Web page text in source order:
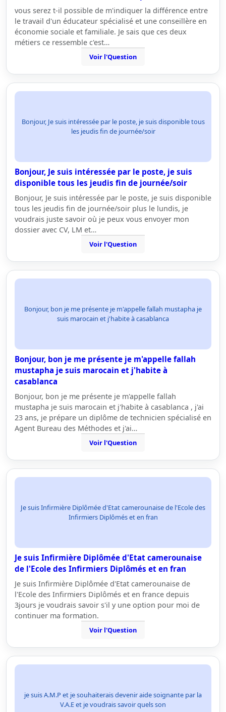
vous serez t-il possible de m'indiquer la différence entre
le travail d'un éducateur spécialisé et une conseillère en
économie sociale et familiale. Je sais que ces deux
métiers ce ressemble c'est…
Voir l'Question
Bonjour, Je suis intéressée par le poste, je suis disponible tous
les jeudis fin de journée/soir
Bonjour, Je suis intéressée par le poste, je suis
disponible tous les jeudis fin de journée/soir
Bonjour, Je suis intéressée par le poste, je suis disponible
tous les jeudis fin de journée/soir plus le lundis, je
voudrais juste savoir où je peux vous envoyer mon
dossier avec CV, LM et…
Voir l'Question
Bonjour, bon je me présente je m'appelle fallah mustapha je
suis marocain et j'habite à casablanca
Bonjour, bon je me présente je m'appelle fallah
mustapha je suis marocain et j'habite à
casablanca
Bonjour, bon je me présente je m'appelle fallah
mustapha je suis marocain et j'habite à casablanca , j'ai
23 ans, je prépare un diplôme de technicien spécialisé en
Agent Bureau des Méthodes et j'ai…
Voir l'Question
Je suis Infirmière Diplômée d'Etat camerounaise de l'Ecole des
Infirmiers Diplômés et en fran
Je suis Infirmière Diplômée d'Etat camerounaise
de l'Ecole des Infirmiers Diplômés et en fran
Je suis Infirmière Diplômée d'Etat camerounaise de
l'Ecole des Infirmiers Diplômés et en france depuis
3jours je voudrais savoir s'il y une option pour moi de
continuer ma formation.
Voir l'Question
je suis A.M.P et je souhaiterais devenir aide soignante par la
V.A.E et je voudrais savoir quels son